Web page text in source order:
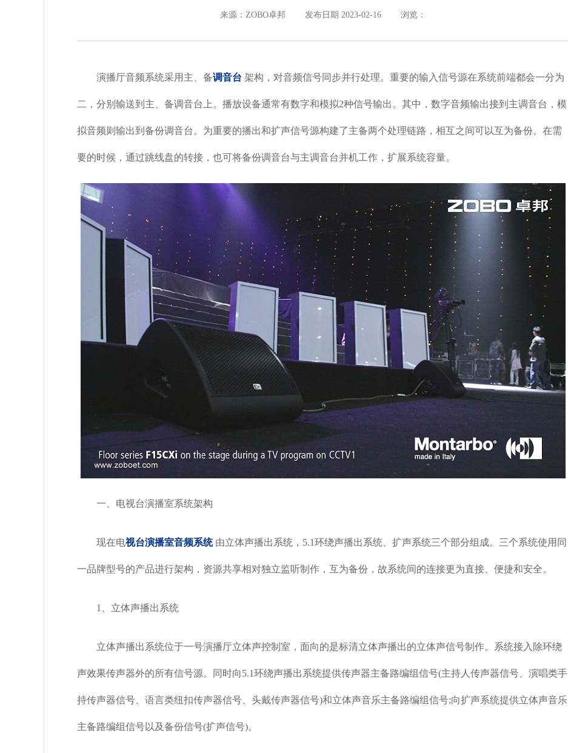
来源：ZOBO卓邦 发布日期 2023-02-16 浏览：
演播厅音频系统采用主、备调音台 架构，对音频信号同步并行处理。重要的输入信号源在系统前端都会一分为
二，分别输送到主、备调音台上。播放设备通常有数字和模拟2种信号输出。其中，数字音频输出接到主调音台，模
拟音频则输出到备份调音台。为重要的播出和扩声信号源构建了主备两个处理链路，相互之间可以互为备份。在需
要的时候，通过跳线盘的转接，也可将备份调音台与主调音台并机工作，扩展系统容量。
一、电视台演播室系统架构
现在电视台演播室音频系统 由立体声播出系统，5.1环绕声播出系统、扩声系统三个部分组成。三个系统使用同
一品牌型号的产品进行架构，资源共享相对独立监听制作，互为备份，故系统间的连接更为直接、便捷和安全。
1、立体声播出系统
立体声播出系统位于一号演播厅立体声控制室，面向的是标清立体声播出的立体声信号制作。系统接入除环绕
声效果传声器外的所有信号源。同时向5.1环绕声播出系统提供传声器主备路编组信号(主持人传声器信号、演唱类手
持传声器信号、语言类纽扣传声器信号、头戴传声器信号)和立体声音乐主备路编组信号;向扩声系统提供立体声音乐
主备路编组信号以及备份信号(扩声信号)。